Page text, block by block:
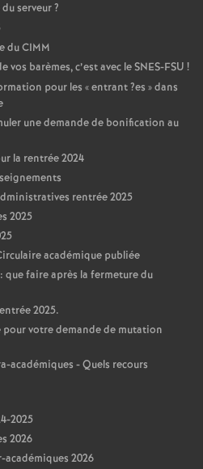
serveur?
du CIMM
vos barèmes, c’est avec le SNES-FSU !
pour les «entrant?es » dans
une demande de bonification au
la rentrée 2024
rentrée 2025
2025
académique publiée
faire après la fermeture du
2025.
votre demande de mutation
académiques - Quels recours
2025
2026
2026